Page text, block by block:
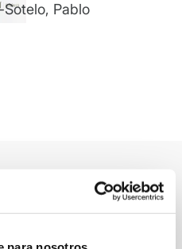
Pablo